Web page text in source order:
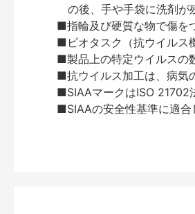
の後、手や手袋に洗剤が
■指輪及び硬質な物で傷を
■ビオタスク（抗ウイルス
■製品上の特定ウイルスの
■抗ウイルス加工は、病気
■SIAAマークはISO 21702
■SIAAの安全性基準に適合